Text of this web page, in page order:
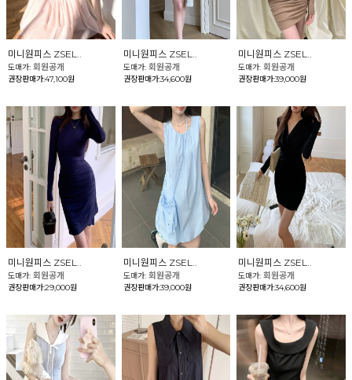
미니원피스 ZSEL..
도매가: 회원공개
권장판매가:47,100원
미니원피스 ZSEL..
도매가: 회원공개
권장판매가:34,600원
미니원피스 ZSEL..
도매가:회원공개
권장판매가:39,000원
미니원피스 ZSEL..
도매가: 회원공개
권장판매가:29,000원
미니원피스 ZSEL..
도매가: 회원공개
권장판매가:39,000원
미니원피스 ZSEL..
도매가:회원공개
권장판매가:34,600원